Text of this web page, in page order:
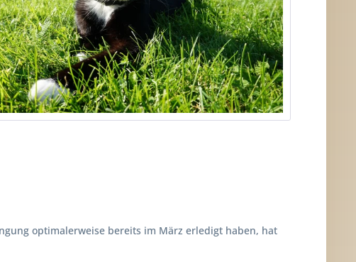
optimalerweise bereits im März erledigt haben, hat